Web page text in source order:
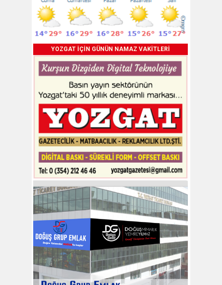
YOZGAT İÇİN GÜNÜN NAMAZ VAKİTLERİ